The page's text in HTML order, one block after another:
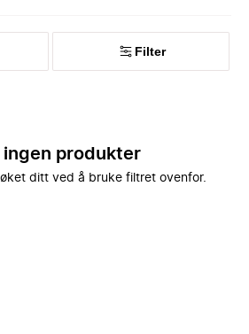
Filter
ingen produkter
ditt ved å bruke filtret ovenfor.